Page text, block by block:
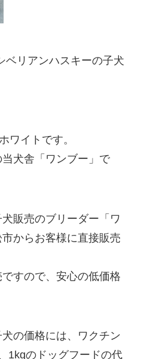
ベリアンハスキーの子犬
ワイトです。
犬舎「ワンブー」で
販売のブリーダー「ワ
からお客様に直接販売
すので、安心の低価格
の価格には、ワクチン
1kgのドッグフードの代